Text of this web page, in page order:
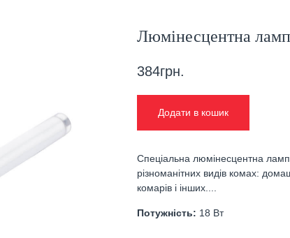
Люмінесцентна
384грн.
Додати в кошик
Спеціальна люмінесцентна
різноманітних видів комах:
комарів і інших....
Потужність: 18 Вт